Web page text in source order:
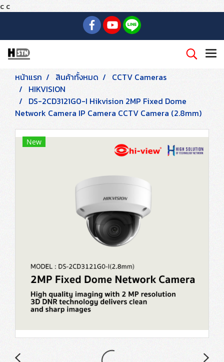
c c
หน้าแรก สินค้าทั้งหมด
CCTV Cameras
HIKVISION
DS-2CD3121G0-I Hikvision 2MP Fixed Dome
Network Camera IP Camera CCTV Camera (2.8mm)
New